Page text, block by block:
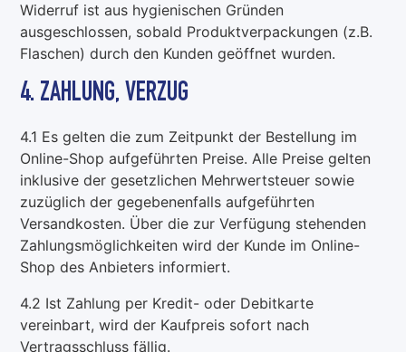
Widerruf ist aus hygienischen Gründen
ausgeschlossen, sobald Produktverpackungen (z.B.
Flaschen) durch den Kunden geöffnet wurden.
4. ZAHLUNG, VERZUG
4.1 Es gelten die zum Zeitpunkt der Bestellung im
Online-Shop aufgeführten Preise. Alle Preise gelten
inklusive der gesetzlichen Mehrwertsteuer sowie
zuzüglich der gegebenenfalls aufgeführten
Versandkosten. Über die zur Verfügung stehenden
Zahlungsmöglichkeiten wird der Kunde im Online-
Shop des Anbieters informiert.
4.2 Ist Zahlung per Kredit- oder Debitkarte
vereinbart, wird der Kaufpreis sofort nach
Vertragsschluss fällig.